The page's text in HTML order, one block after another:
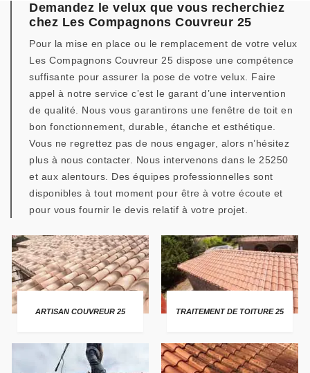
Demandez le velux que vous recherchiez
chez Les Compagnons Couvreur 25
Pour la mise en place ou le remplacement de votre velux
Les Compagnons Couvreur 25 dispose une compétence
suffisante pour assurer la pose de votre velux. Faire
appel à notre service c’est le garant d’une intervention
de qualité. Nous vous garantirons une fenêtre de toit en
bon fonctionnement, durable, étanche et esthétique.
Vous ne regrettez pas de nous engager, alors n’hésitez
plus à nous contacter. Nous intervenons dans le 25250
et aux alentours. Des équipes professionnelles sont
disponibles à tout moment pour être à votre écoute et
pour vous fournir le devis relatif à votre projet.
ARTISAN COUVREUR 25 TRAITEMENT DE TOITURE 25